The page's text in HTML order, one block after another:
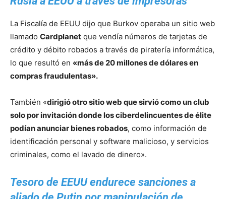
La Fiscalía de EEUU dijo que Burkov operaba un sitio web
llamado Cardplanet que vendía números de tarjetas de
crédito y débito robados a través de piratería informática,
lo que resultó en «más de 20 millones de dólares en
compras fraudulentas».
También «dirigió otro sitio web que sirvió como un club
solo por invitación donde los ciberdelincuentes de élite
podían anunciar bienes robados, como información de
identificación personal y software malicioso, y servicios
criminales, como el lavado de dinero».
Tesoro de EEUU endurece sanciones a